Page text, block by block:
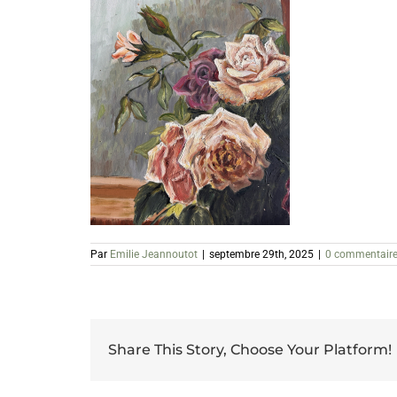
Par Emilie Jeannoutot septembre 29th, 2025 0 commentaire
Share This Story, Choose Your Platform!